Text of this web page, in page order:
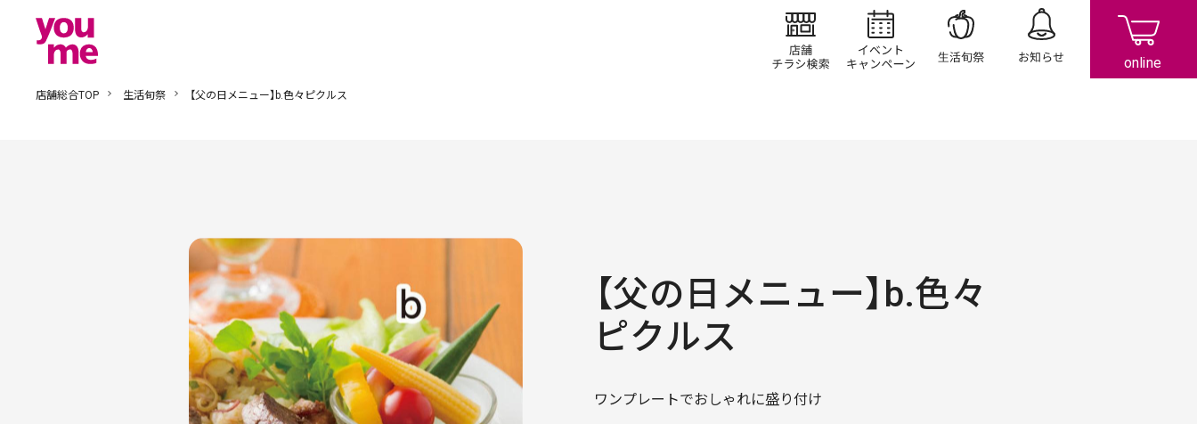
店舗/チラシ検索イベント/キャンペーン
生活旬祭 お知らせ
店舗総合TOP 生活旬祭 【父の日メニュー】b.色々ピクルス
【父の日メニュー】b.色々
ピクルス
ワンプレートでおしゃれに盛り付け